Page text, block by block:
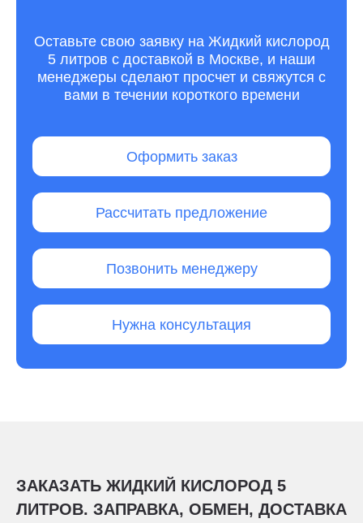
Оставьте свою заявку на Жидкий кислород
5 литров с доставкой в Москве, и наши
менеджеры сделают просчет и свяжутся с
вами в течении короткого времени
Оформить заказ
Рассчитать предложение
Позвонить менеджеру
Нужна консультация
ЗАКАЗАТЬ ЖИДКИЙ КИСЛОРОД 5
ЛИТРОВ. ЗАПРАВКА, ОБМЕН, ДОСТАВКА